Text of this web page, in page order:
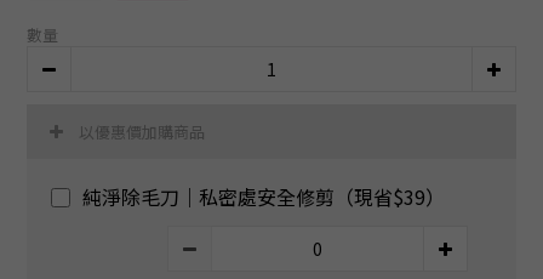
數量
以優惠價加購商品
純淨除毛刀｜私密處安全修剪（現省$39）